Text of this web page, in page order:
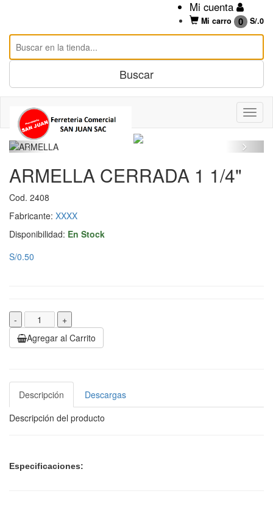
Mi cuenta
Mi carro 0 S/.0
ARMELLA CERRADA 1 1/4"
Cod. 2408
Fabricante: XXXX
Disponibilidad: En Stock
S/0.50
-
+
Agregar al Carrito
Descripción
Descargas
Descripción del producto
Especificaciones: